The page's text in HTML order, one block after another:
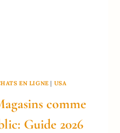
EN LIGNE | USA
comme
Guide 2026